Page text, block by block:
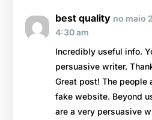
best quality no maio
4:30 am
Incredibly useful info.
persuasive writer.
Great post! The people
fake website. Beyond
are a very persuasive